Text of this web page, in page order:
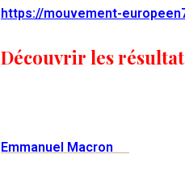
https://mouvement-
Découvrir les
Emmanuel Macron